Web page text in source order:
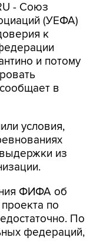
- Союз
(УЕФА)
к
и потому
в
условия,
из
ФИФА об
по
По
федераций,